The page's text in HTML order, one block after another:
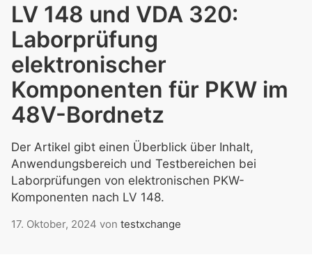
LV 148 und VDA 320:
Laborprüfung
elektronischer
Komponenten für PKW im
48V-Bordnetz
Der Artikel gibt einen Überblick über Inhalt,
Anwendungsbereich und Testbereichen bei
Laborprüfungen von elektronischen PKW-
Komponenten nach LV 148.
17. Oktober, 2024 von testxchange